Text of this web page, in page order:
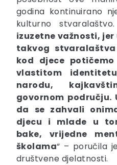
godina kontinuirano
kulturno
izuzetne važnosti,
takvog
kod djece
vlastitom
narodu,
govornom području.
da se zahvali
djecu i mlade u
bake, vrijedne
školama“ – poručila
društvene djelatnosti.